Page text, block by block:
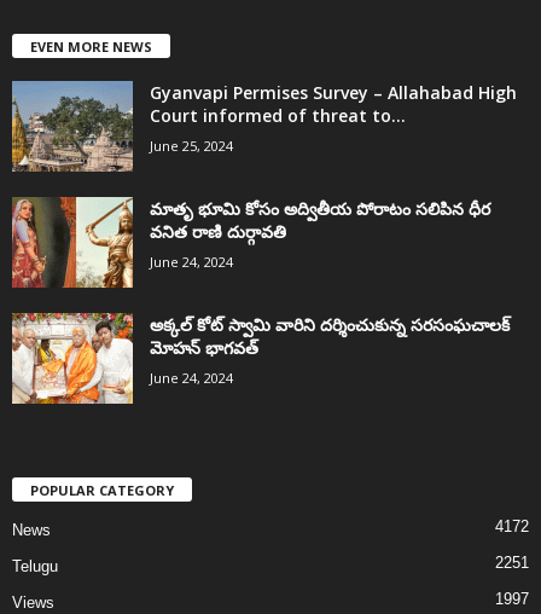
EVEN MORE NEWS
Gyanvapi Permises Survey – Allahabad High
Court informed of threat to...
June 25, 2024
మాతృ భూమి కోసం అద్వితీయ పోరాటం సలిపిన ధీర
వనిత రాణి దుర్గావతి
June 24, 2024
అక్కల్‌ కోట్‌ స్వామి వారిని దర్శించుకున్న సరసంఘచాలక్
మోహన్ భాగవత్
June 24, 2024
POPULAR CATEGORY
News 4172
Telugu 2251
Views 1997